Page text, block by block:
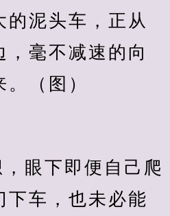
的泥头车，正从
毫不减速的向
（图）
眼下即便自己爬
下车，也未必能